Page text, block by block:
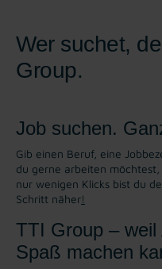
Wer suchet,
Group.
Job suchen.
Gib einen Beruf, eine
du gerne arbeiten
nur wenigen Klicks bist du
Schritt näher!
TTI Group –
Spaß machen